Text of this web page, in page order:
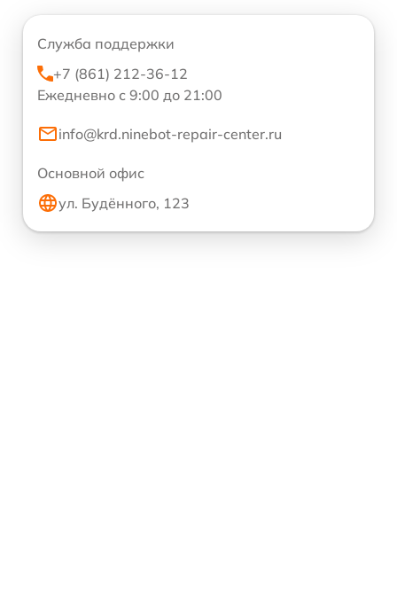
Служба поддержки
+7 (861) 212-36-12
Ежедневно с 9:00 до 21:00
info@krd.ninebot-repair-center.ru
Основной офис
ул. Будённого, 123